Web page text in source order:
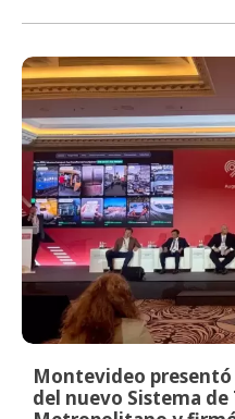
Montevideo
del nuevo Sistema